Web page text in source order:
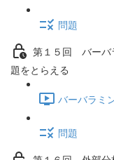
問題
第１５回 バーバ
題をとらえる
バーバラミ
問題